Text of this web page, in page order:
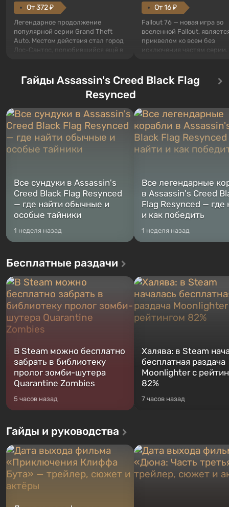
От 372 ₽
Легендарное продолжение
популярной серии Grand Theft
Auto. Местом действия стал город
Лос-Сантос, полюбившийся ещё в
сразу трех персонажей: Майкла,
Тревора и Франклина, между
Жанр и...
От 16 ₽
Fallout 76 — новая игра во
вселенной Fallout,
приквелом ко всем без
исключения частям серии.
Оно же, по задумке
Vault-Tec, должно
Место действия Fallout...
Гайды Assassin's Creed Black Flag
Resynced
Все сундуки в Assassin's
Creed Black Flag Resynced
— где найти обычные и
особые тайники
1 неделя назад
Все легендарные
в Assassin's Creed
Flag Resynced — где
и как победить
1 неделя назад
Бесплатные раздачи
В Steam можно бесплатно
забрать в библиотеку
пролог зомби-шутера
Quarantine Zombies
5 часов назад
Халява: в Steam
бесплатная раздача
Moonlighter с
82%
7 часов назад
Гайды и руководства